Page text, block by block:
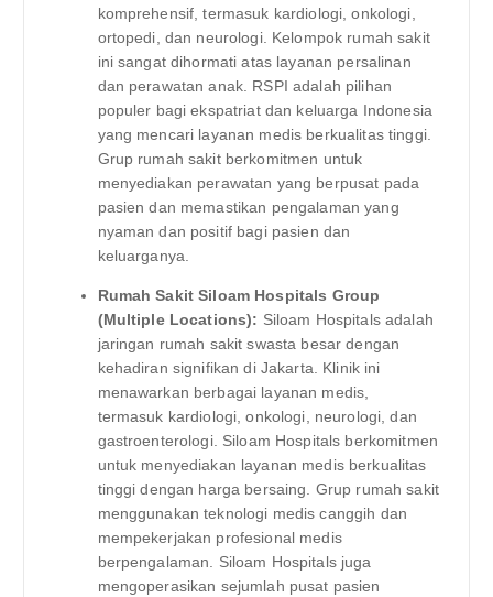
komprehensif, termasuk kardiologi, onkologi,
ortopedi, dan neurologi. Kelompok rumah sakit
ini sangat dihormati atas layanan persalinan
dan perawatan anak. RSPI adalah pilihan
populer bagi ekspatriat dan keluarga Indonesia
yang mencari layanan medis berkualitas tinggi.
Grup rumah sakit berkomitmen untuk
menyediakan perawatan yang berpusat pada
pasien dan memastikan pengalaman yang
nyaman dan positif bagi pasien dan
keluarganya.
Rumah Sakit Siloam Hospitals Group
(Multiple Locations): Siloam Hospitals adalah
jaringan rumah sakit swasta besar dengan
kehadiran signifikan di Jakarta. Klinik ini
menawarkan berbagai layanan medis,
termasuk kardiologi, onkologi, neurologi, dan
gastroenterologi. Siloam Hospitals berkomitmen
untuk menyediakan layanan medis berkualitas
tinggi dengan harga bersaing. Grup rumah sakit
menggunakan teknologi medis canggih dan
mempekerjakan profesional medis
berpengalaman. Siloam Hospitals juga
mengoperasikan sejumlah pusat pasien